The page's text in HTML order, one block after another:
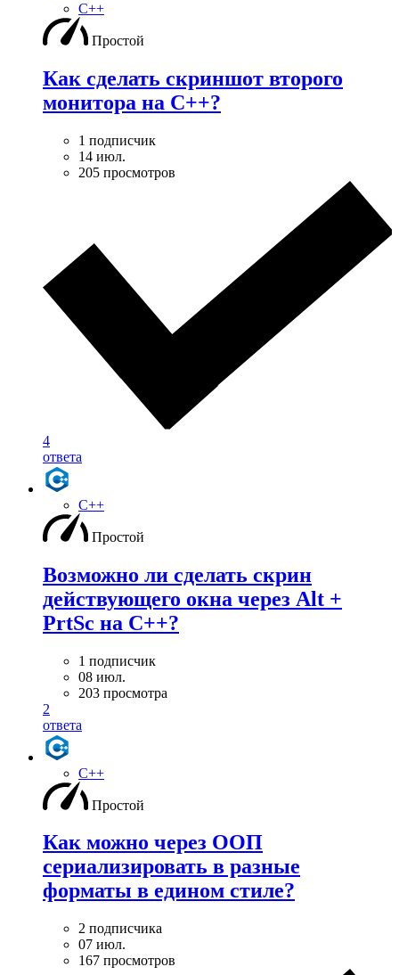
C++
Простой
Как сделать скриншот второго
монитора на С++?
1 подписчик
14 июл.
205 просмотров
4
ответа
C++
Простой
Возможно ли сделать скрин
действующего окна через Alt +
PrtSc на С++?
1 подписчик
08 июл.
203 просмотра
2
ответа
C++
Простой
Как можно через ООП
сериализировать в разные
форматы в едином стиле?
2 подписчика
07 июл.
167 просмотров